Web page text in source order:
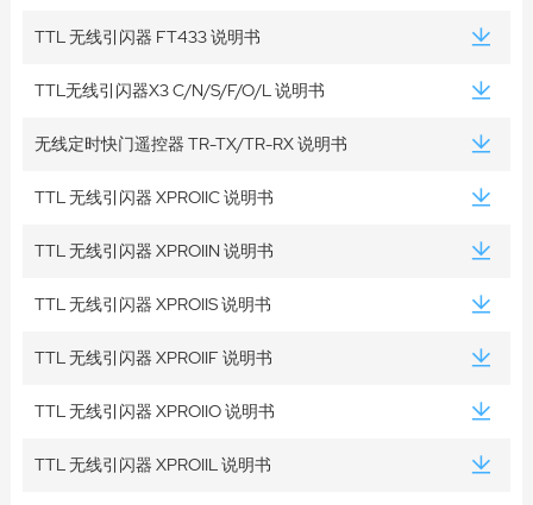
TTL 无线引闪器 FT433 说明书
TTL无线引闪器X3 C/N/S/F/O/L 说明书
无线定时快门遥控器 TR-TX/TR-RX 说明书
TTL 无线引闪器 XPROIIC 说明书
TTL 无线引闪器 XPROIIN 说明书
TTL 无线引闪器 XPROIIS 说明书
TTL 无线引闪器 XPROIIF 说明书
TTL 无线引闪器 XPROIIO 说明书
TTL 无线引闪器 XPROIIL 说明书